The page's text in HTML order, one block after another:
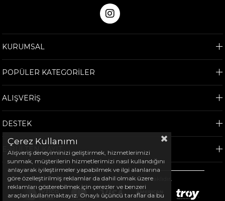
KURUMSAL
POPÜLER KATEGORİLER
ALIŞVERİŞ
DESTEK
E-BÜLTEN KAYIT
©2026Arem Spor - Tüm hakları saklıdır.
Çerez Kullanımı
Alışveriş deneyiminizi geliştirmek, hizmetlerimizi
sunmak, müşterilerin hizmetlerimizi nasıl kullandığını
anlayarak iyileştirmeler yapabilmek ve ilgi alanlarına
göre özelleştirilmiş reklamlar da dahil olmak üzere
reklamları gösterebilmek için çerezler ve benzeri
araçları kullanmaktayız. Onaylı üçüncü taraflar da bu